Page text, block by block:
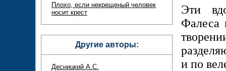
Эти
Фалеса
и по
Плохо, если некрещеный человек
носит крест
Другие авторы:
Десницкий А.С.